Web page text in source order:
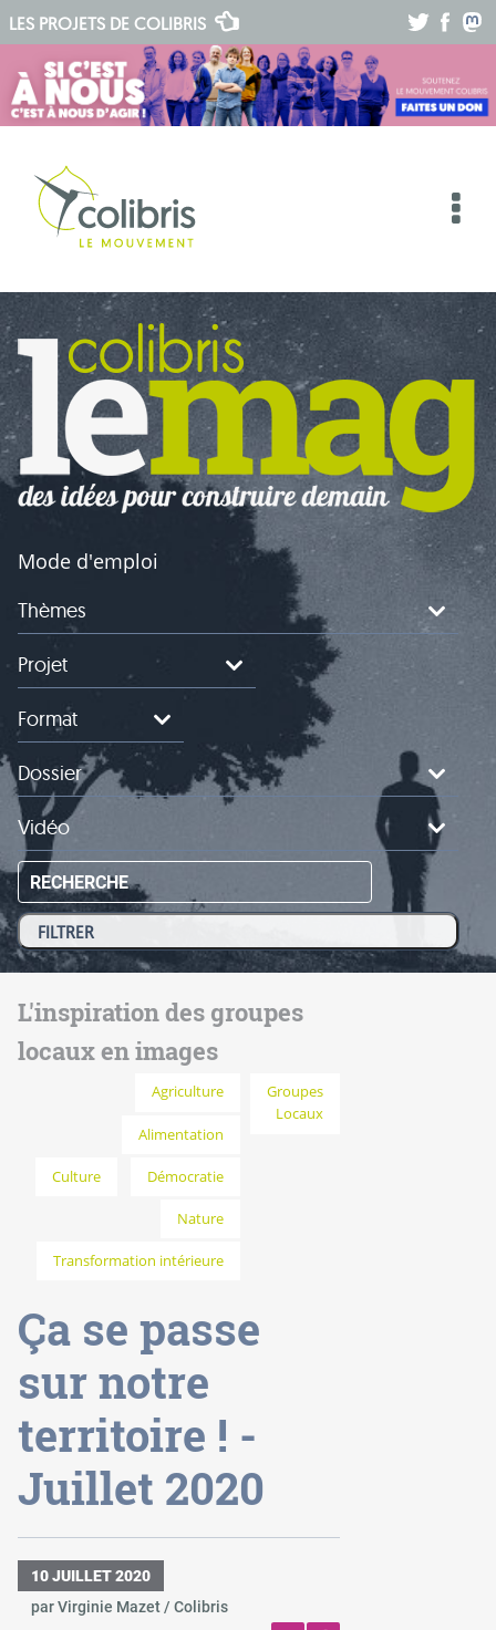
LES PROJETS DE COLIBRIS
Mode d'emploi
Thèmes
Projet
Format
Dossier
Vidéo
RECHERCHE
L'inspiration des groupes
locaux en images
Agriculture
Alimentation
Culture Démocratie
Nature
Transformation intérieure
Groupes
Locaux
Ça se passe
sur notre
territoire ! -
Juillet 2020
10 JUILLET 2020
par Virginie Mazet / Colibris